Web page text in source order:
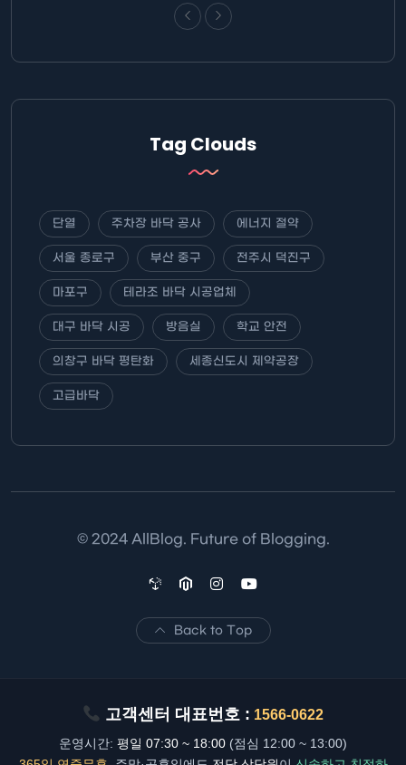
Tag Clouds
단열 주차장 바닥 공사 에너지 절약
서울 종로구 부산 중구 전주시 덕진구
마포구 테라조 바닥 시공업체
대구 바닥 시공 방음실 학교 안전
의창구 바닥 평탄화 세종신도시 제약공장
고급바닥
© 2024 AllBlog. Future of Blogging.
Back to Top
고객센터 대표번호 : 1566-0622
운영시간: 평일 07:30 ~ 18:00 (점심 12:00 ~ 13:00)